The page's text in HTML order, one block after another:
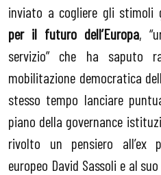
inviato a cogliere gli stimoli
per il futuro dell’Europa,
servizio” che ha saputo
mobilitazione democratica
stesso tempo lanciare
piano della governance
rivolto un pensiero all’ex
europeo David Sassoli e al